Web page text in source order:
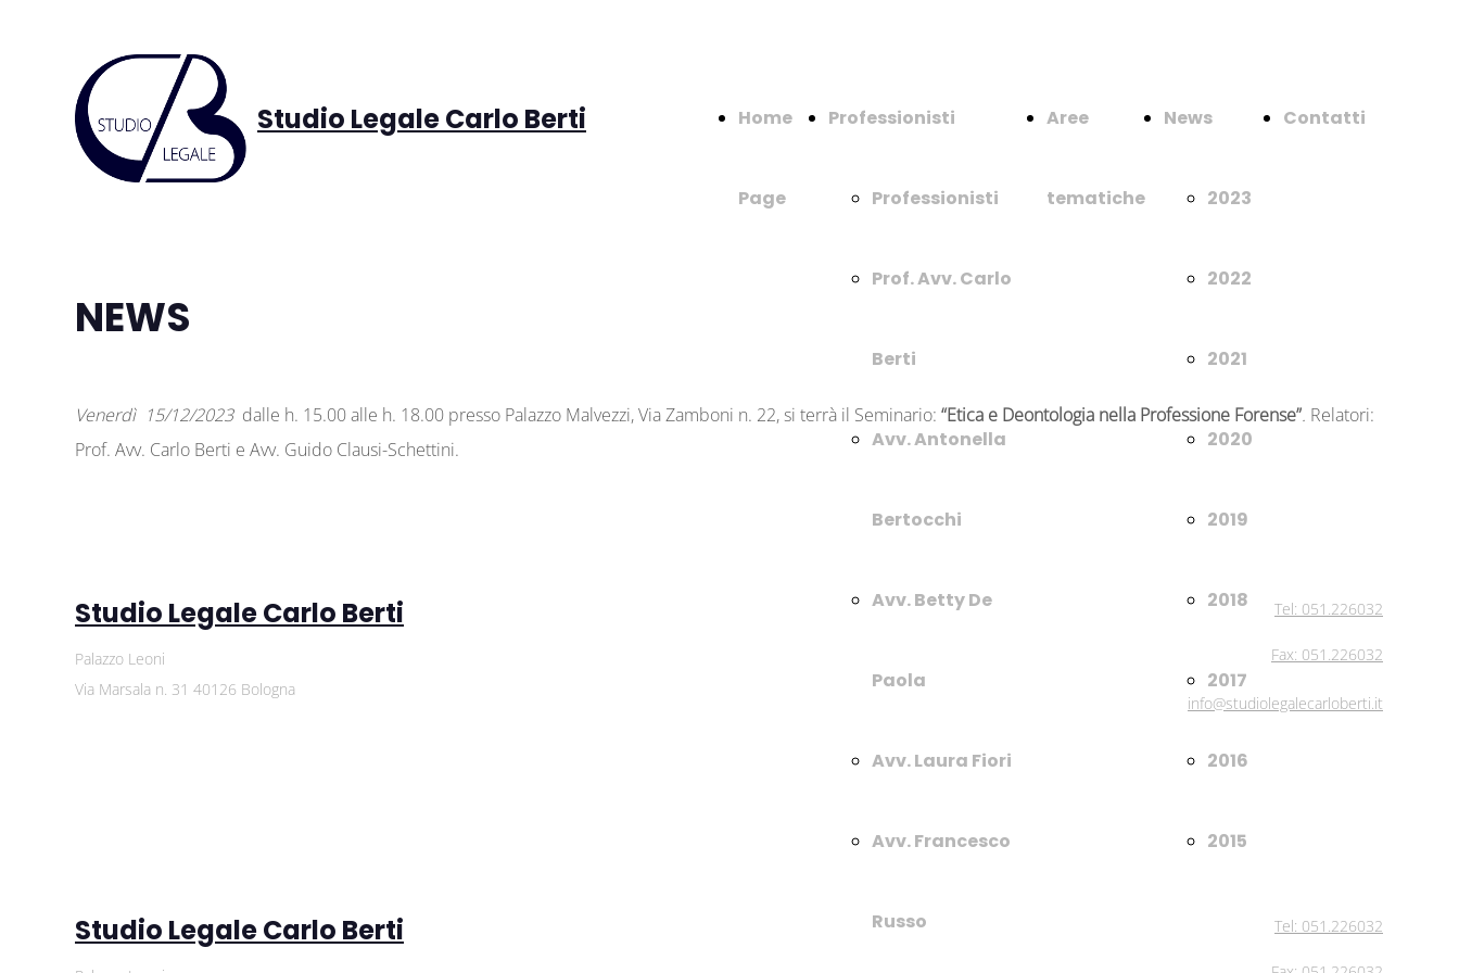
Studio Legale Carlo Berti Tel: 051.226032
Home
Page
Professionisti
Professionisti
Prof. Avv. Carlo
Berti
Avv. Antonella
Bertocchi
Avv. Betty De
Paola
Avv. Laura Fiori
Avv. Francesco
Russo
Aree
tematiche
News
2023
2022
2021
2020
2019
2018
2017
2016
2015
Contatti
Studio Legale Carlo Berti
NEWS
Venerdì 15/12/2023 dalle h. 15.00 alle h. 18.00 presso Palazzo Malvezzi, Via Zamboni n. 22, si terrà il Seminario: “Etica e Deontologia nella Professione Forense”. Relatori:
Prof. Avv. Carlo Berti e Avv. Guido Clausi-Schettini.
Studio Legale Carlo Berti Tel: 051.226032
Fax: 051.226032
Palazzo Leoni
Via Marsala n. 31 40126 Bologna
info@studiolegalecarloberti.it